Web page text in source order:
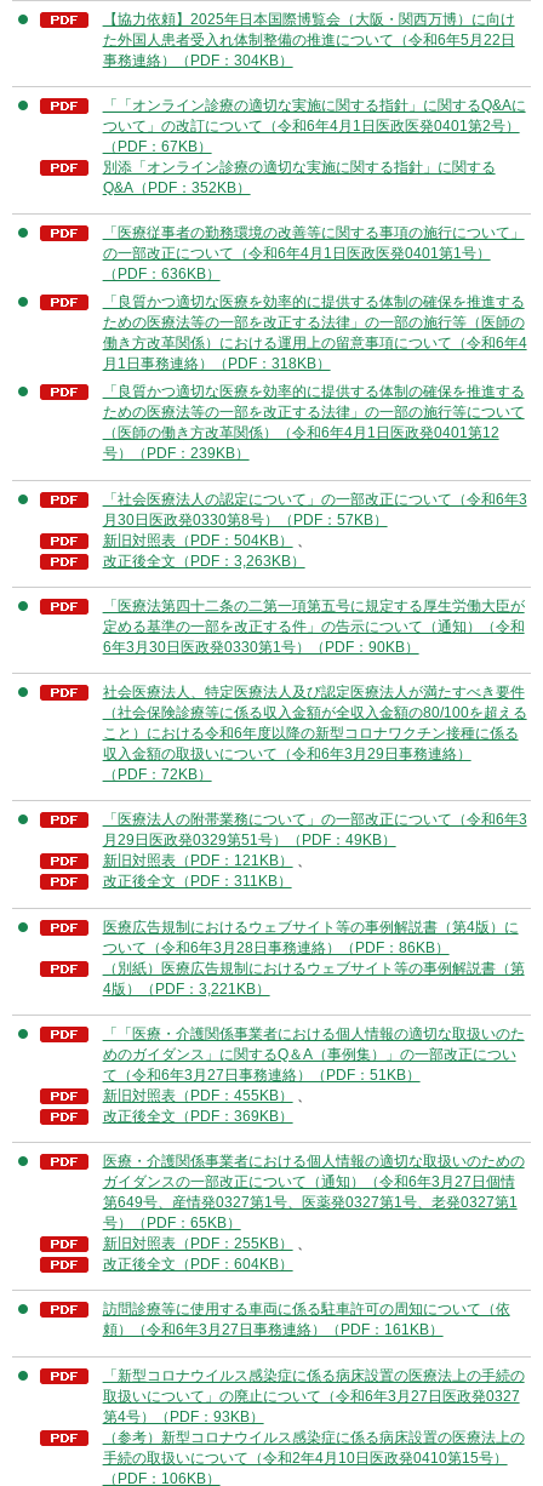
【協力依頼】2025年日本国際博覧会（大阪・関西万博）に向け
た外国人患者受入れ体制整備の推進について（令和6年5月22日
事務連絡）（PDF：304KB）
「「オンライン診療の適切な実施に関する指針」に関するQ&Aに
ついて」の改訂について（令和6年4月1日医政医発0401第2号）
（PDF：67KB）
別添「オンライン診療の適切な実施に関する指針」に関する
Q&A（PDF：352KB）
「医療従事者の勤務環境の改善等に関する事項の施行について」
の一部改正について（令和6年4月1日医政医発0401第1号）
（PDF：636KB）
「良質かつ適切な医療を効率的に提供する体制の確保を推進する
ための医療法等の一部を改正する法律」の一部の施行等（医師の
働き方改革関係）における運用上の留意事項について（令和6年4
月1日事務連絡）（PDF：318KB）
「良質かつ適切な医療を効率的に提供する体制の確保を推進する
ための医療法等の一部を改正する法律」の一部の施行等について
（医師の働き方改革関係）（令和6年4月1日医政発0401第12
号）（PDF：239KB）
「社会医療法人の認定について」の一部改正について（令和6年3
月30日医政発0330第8号）（PDF：57KB）
新旧対照表（PDF：504KB）
改正後全文（PDF：3,263KB）
「医療法第四十二条の二第一項第五号に規定する厚生労働大臣が
定める基準の一部を改正する件」の告示について（通知）（令和
6年3月30日医政発0330第1号）（PDF：90KB）
社会医療法人、特定医療法人及び認定医療法人が満たすべき要件
（社会保険診療等に係る収入金額が全収入金額の80/100を超える
こと）における令和6年度以降の新型コロナワクチン接種に係る
収入金額の取扱いについて（令和6年3月29日事務連絡）
（PDF：72KB）
「医療法人の附帯業務について」の一部改正について（令和6年3
月29日医政発0329第51号）（PDF：49KB）
新旧対照表（PDF：121KB）
、
改正後全文（PDF：311KB）
医療広告規制におけるウェブサイト等の事例解説書（第4版）に
ついて（令和6年3月28日事務連絡）（PDF：86KB）
（別紙）医療広告規制におけるウェブサイト等の事例解説書（第
4版）（PDF：3,221KB）
「「医療・介護関係事業者における個人情報の適切な取扱いのた
めのガイダンス」に関するQ＆A（事例集）」の一部改正につい
て（令和6年3月27日事務連絡）（PDF：51KB）
新旧対照表（PDF：455KB）
、
改正後全文（PDF：369KB）
医療・介護関係事業者における個人情報の適切な取扱いのための
ガイダンス​の一部改正について（通知）（令和6年3月27日個情
第649号、産情発0327第1号、医薬発0327第1号、老発0327第1
号）（PDF：65KB）
新旧対照表（PDF：255KB）
、
改正後全文（PDF：604KB）
訪問診療等に使用する車両に係る駐車許可の周知について（依
頼）（令和6年3月27日事務連絡）（PDF：161KB）
「新型コロナウイルス感染症に係る病床設置の医療法上の手続の
取扱いについて」の廃止について（令和6年3月27日医政発0327
第4号）（PDF：93KB）
（参考）新型コロナウイルス感染症に係る病床設置の医療法上の
手続の取扱いについて（令和2年4月10日医政発0410第15号）
（PDF：106KB）